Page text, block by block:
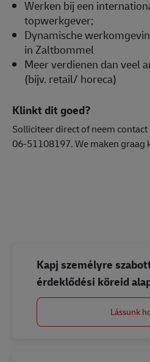
Werken bij een
topwerkgever;
Dynamische
in Zaltbommel
Meer verdienen dan veel
(bijv. retail/ horeca)
Klinkt dit goed?
Solliciteer direct of neem
06-51108197. We maken graag
Kapj személyre
érdeklődési köreid
Lássunk